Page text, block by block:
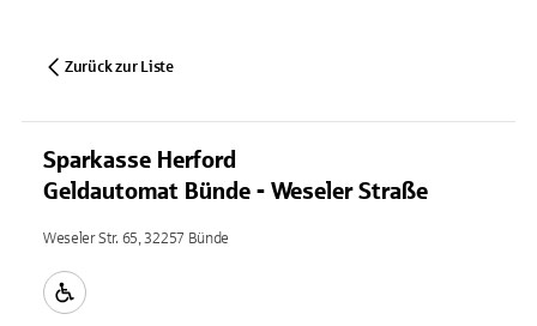
Zurück zur Liste
Sparkasse Herford
Geldautomat Bünde - Weseler Straße
Weseler Str. 65, 32257 Bünde